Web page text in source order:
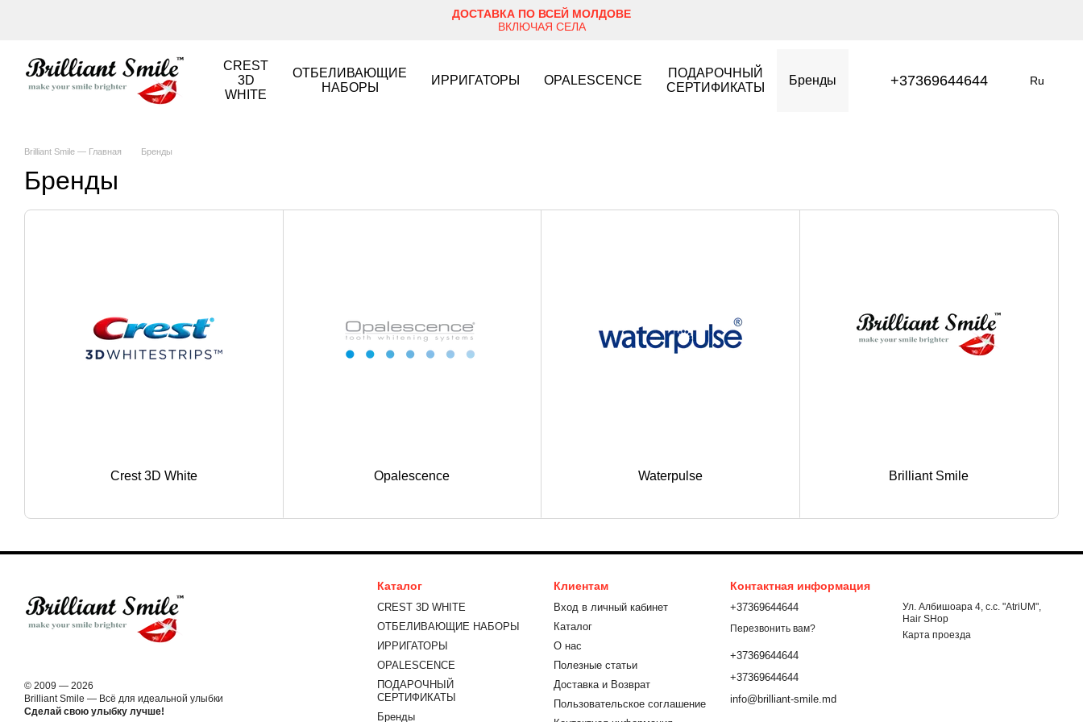
ДОСТАВКА ПО ВСЕЙ МОЛДОВЕ
ВКЛЮЧАЯ СЕЛА
CREST
3D
WHITE
ОТБЕЛИВАЮЩИЕ
НАБОРЫ
ИРРИГАТОРЫ OPALESCENCE
ПОДАРОЧНЫЙ
СЕРТИФИКАТЫ
Бренды +37369644644 Ru
Brilliant Smile — Главная Бренды
Бренды
Crest 3D White Opalescence Waterpulse Brilliant Smile
© 2009 — 2026
Brilliant Smile — Всё для идеальной улыбки
Cделай свою улыбку лучше!
Каталог
CREST 3D WHITE
ОТБЕЛИВАЮЩИЕ НАБОРЫ
ИРРИГАТОРЫ
OPALESCENCE
ПОДАРОЧНЫЙ
СЕРТИФИКАТЫ
Бренды
Клиентам
Вход в личный кабинет
Каталог
О нас
Полезные статьи
Доставка и Возврат
Пользовательское соглашение
Контактная информация
+37369644644
Перезвонить вам?
+37369644644
+37369644644
info@brilliant-smile.md
Ул. Албишоара 4, c.c. "AtriUM",
Hair SHop
Карта проезда